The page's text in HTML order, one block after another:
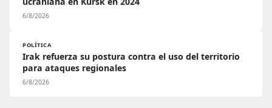
6/8/2026
POLÍTICA
Irak refuerza su postura contra el uso del territorio
para ataques regionales
6/8/2026